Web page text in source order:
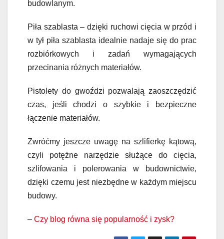
budowlanym.
Piła szablasta – dzięki ruchowi cięcia w przód i
w tył piła szablasta idealnie nadaje się do prac
rozbiórkowych i zadań wymagających
przecinania różnych materiałów.
Pistolety do gwoździ pozwalają zaoszczędzić
czas, jeśli chodzi o szybkie i bezpieczne
łączenie materiałów.
Zwróćmy jeszcze uwagę na szlifierkę kątową,
czyli potężne narzędzie służące do cięcia,
szlifowania i polerowania w budownictwie,
dzięki czemu jest niezbędne w każdym miejscu
budowy.
– Czy blog równa się popularność i zysk?